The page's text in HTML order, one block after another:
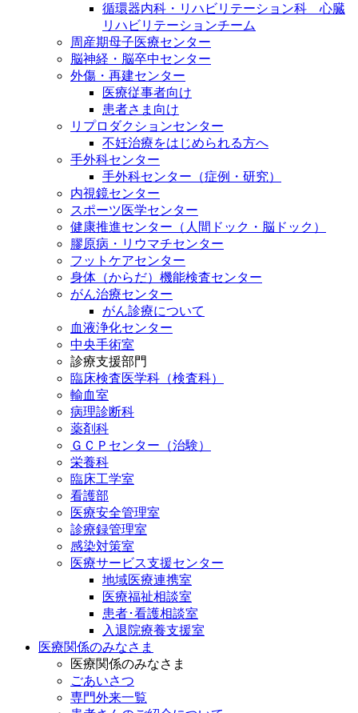
循環器内科・リハビリテーション科 心臓
リハビリテーションチーム
周産期母子医療センター
脳神経・脳卒中センター
外傷・再建センター
医療従事者向け
患者さま向け
リプロダクションセンター
不妊治療をはじめられる方へ
手外科センター
手外科センター（症例・研究）
内視鏡センター
スポーツ医学センター
健康推進センター（人間ドック・脳ドック）
膠原病・リウマチセンター
フットケアセンター
身体（からだ）機能検査センター
がん治療センター
がん診療について
血液浄化センター
中央手術室
診療支援部門
臨床検査医学科（検査科）
輸血室
病理診断科
薬剤科
ＧＣＰセンター（治験）
栄養科
臨床工学室
看護部
医療安全管理室
診療録管理室
感染対策室
医療サービス支援センター
地域医療連携室
医療福祉相談室
患者･看護相談室
入退院療養支援室
医療関係のみなさま
医療関係のみなさま
ごあいさつ
専門外来一覧